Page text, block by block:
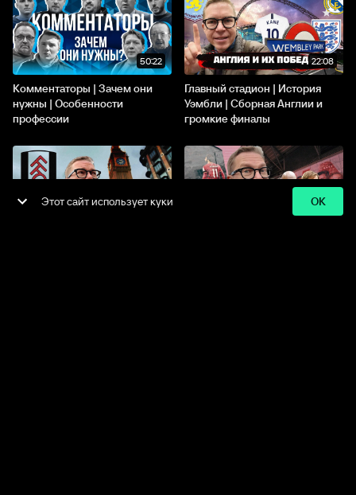
50:22
Комментаторы | Зачем они
нужны | Особенности
профессии
22:08
Главный стадион | История
Уэмбли | Сборная Англии и
громкие финалы
Этот сайт использует куки OK